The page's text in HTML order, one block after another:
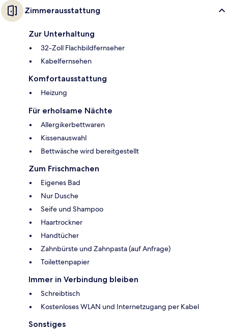
Zimmerausstattung
Zur Unterhaltung
32-Zoll Flachbildfernseher
Kabelfernsehen
Komfortausstattung
Heizung
Für erholsame Nächte
Allergikerbettwaren
Kissenauswahl
Bettwäsche wird bereitgestellt
Zum Frischmachen
Eigenes Bad
Nur Dusche
Seife und Shampoo
Haartrockner
Handtücher
Zahnbürste und Zahnpasta (auf Anfrage)
Toilettenpapier
Immer in Verbindung bleiben
Schreibtisch
Kostenloses WLAN und Internetzugang per Kabel
Sonstiges